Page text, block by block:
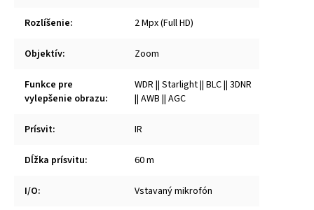
Rozlíšenie: 2 Mpx (Full HD)
Objektív: Zoom
Funkce pre
vylepšenie obrazu:
WDR || Starlight || BLC || 3DNR
|| AWB || AGC
Prísvit: IR
Dĺžka prísvitu: 60 m
I/O: Vstavaný mikrofón